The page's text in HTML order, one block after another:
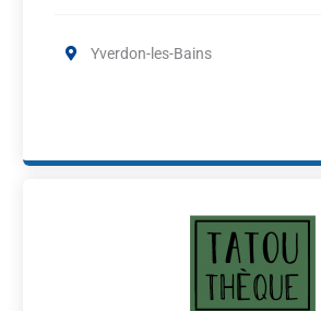
Yverdon-les-Bains